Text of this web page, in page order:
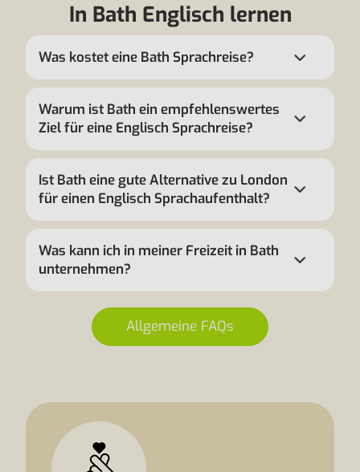
In Bath Englisch lernen
Was kostet eine Bath Sprachreise?
Warum ist Bath ein empfehlenswertes
Ziel für eine Englisch Sprachreise?
Ist Bath eine gute Alternative zu London
für einen Englisch Sprachaufenthalt?
Was kann ich in meiner Freizeit in Bath
unternehmen?
Allgemeine FAQs